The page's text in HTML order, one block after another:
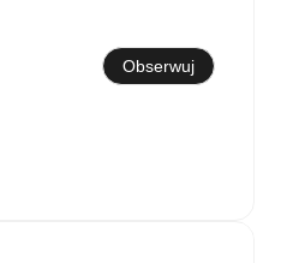
Obserwuj